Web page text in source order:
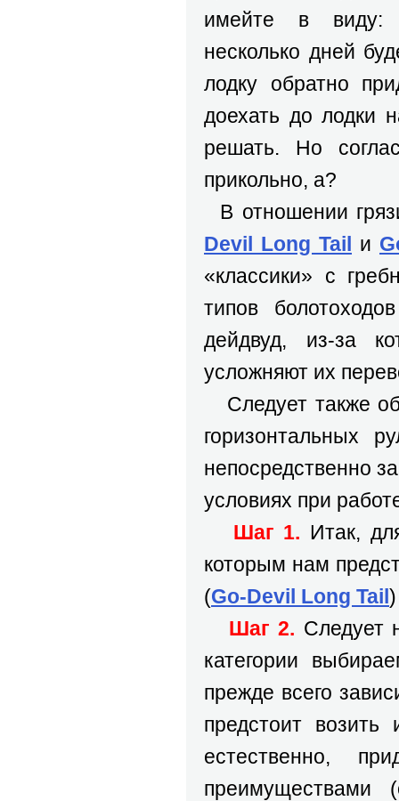
имейте в виду:
несколько дней
лодку обратно
доехать до лодки
решать. Но
прикольно, а?
В отношении
Devil Long Tail и
«классики» с
типов
дейдвуд, из-за
усложняют их
Следует также
горизонтальных
непосредственно
условиях при
Шаг 1. Итак,
которым нам
(Go-Devil Long Tail
Шаг 2. Следует
категории
прежде всего
предстоит
естественно,